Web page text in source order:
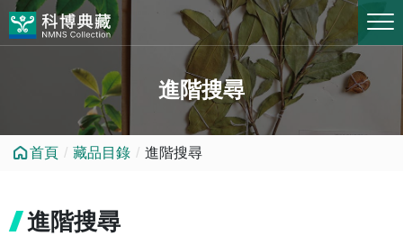
跳到中央內容區塊
進階搜尋
首頁 藏品目錄 進階搜尋
進階搜尋